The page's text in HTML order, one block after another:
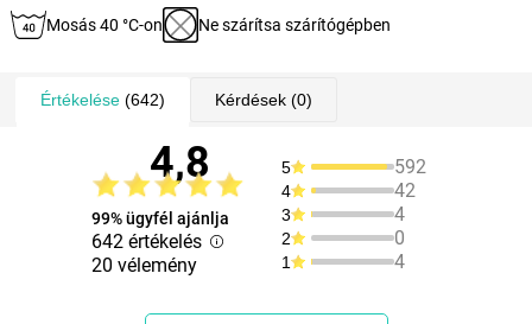
Mosás 40 °C-on Ne szárítsa szárítógépben
Értékelése(642) Kérdések(0)
4,8
99% ügyfél ajánlja
642 értékelés
20 vélemény
5 592
4 42
3 4
2 0
1 4